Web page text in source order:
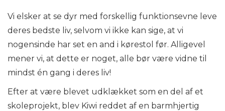
Vi elsker at se dyr med forskellig funktionsevne leve
deres bedste liv, selvom vi ikke kan sige, at vi
nogensinde har set en and i kørestol før. Alligevel
mener vi, at dette er noget, alle bør være vidne til
mindst én gang i deres liv!
Efter at være blevet udklækket som en del af et
skoleprojekt, blev Kiwi reddet af en barmhjertig